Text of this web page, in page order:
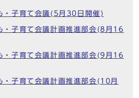
子育て会議(5月30日開催)
子育て会議計画推進部会(8月16
子育て会議計画推進部会(9月16
子育て会議計画推進部会(10月